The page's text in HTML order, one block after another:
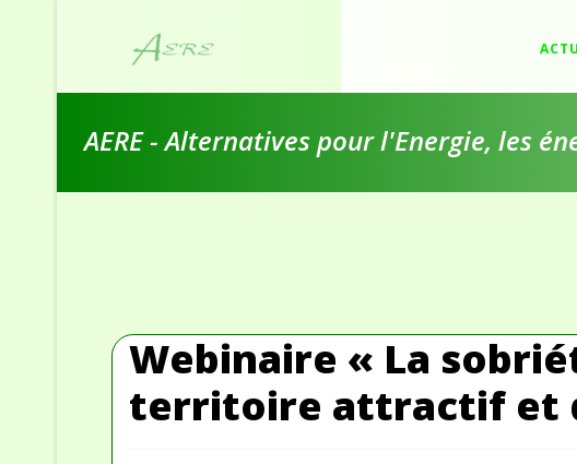
AERE - Alternatives pour l'Energie, les
Webinaire « La
territoire attractif et